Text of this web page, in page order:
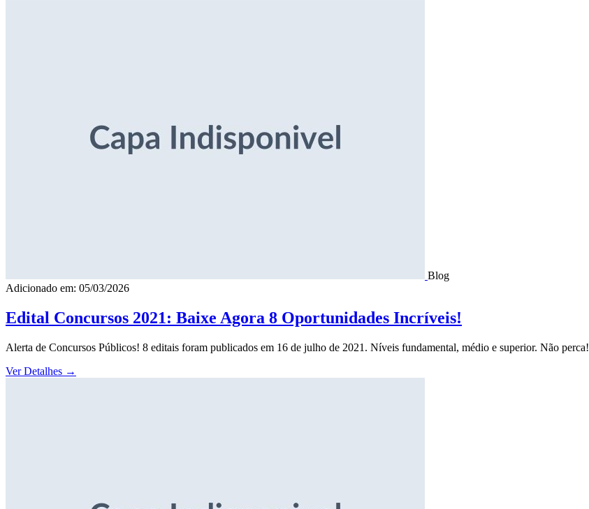
Blog
Adicionado em: 05/03/2026
Edital Concursos 2021: Baixe Agora 8 Oportunidades Incríveis!
Alerta de Concursos Públicos! 8 editais foram publicados em 16 de julho de 2021. Níveis fundamental, médio e superior. Não perca!
Ver Detalhes →